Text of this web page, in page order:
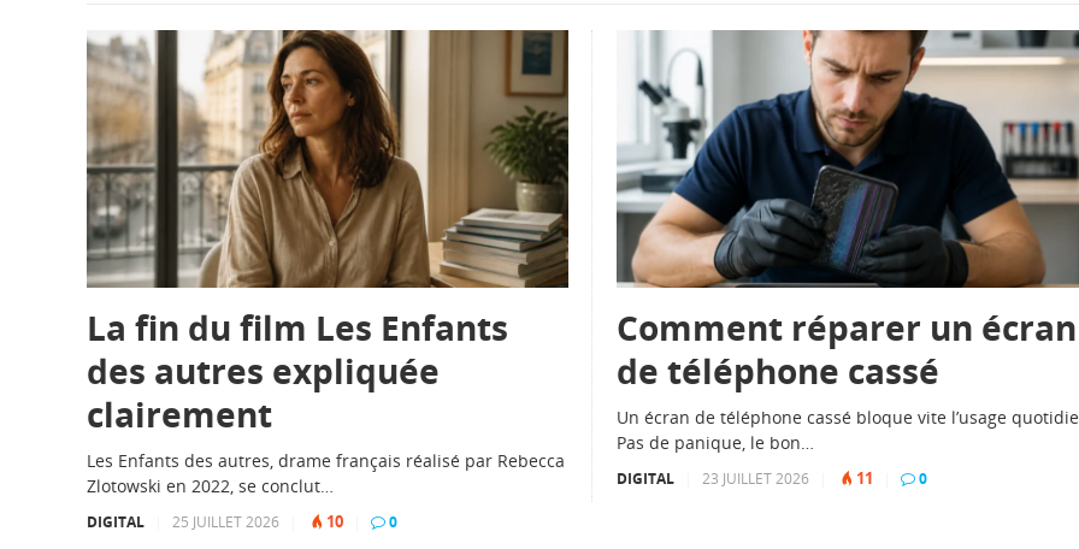
La fin du film Les Enfants
des autres expliquée
clairement
Les Enfants des autres, drame français réalisé par Rebecca
Zlotowski en 2022, se conclut…
DIGITAL 25 JUILLET 2026 10 0
Comment réparer un écran
de téléphone cassé
Un écran de téléphone cassé bloque vite l’usage
Pas de panique, le bon…
DIGITAL 23 JUILLET 2026 11 0